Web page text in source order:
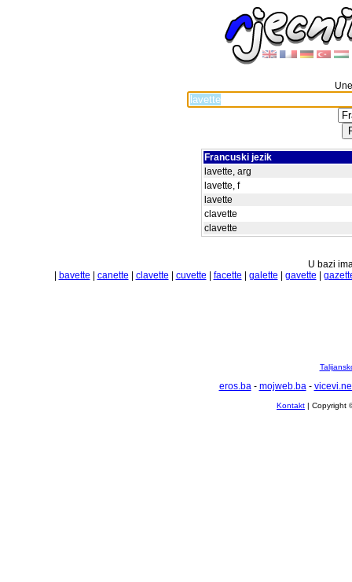
Francuski jezik
lavette, arg
lavette, f
lavette
clavette
clavette
U bazi
bavette canette clavette cuvette facette galette gavette
eros.ba- mojweb.ba-
Kontakt | Copyright